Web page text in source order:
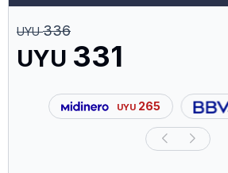
UYU 331
UYU 336
UYU 265